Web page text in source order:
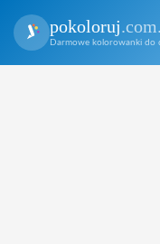
pokoloruj
Darmowe kolorowanki do